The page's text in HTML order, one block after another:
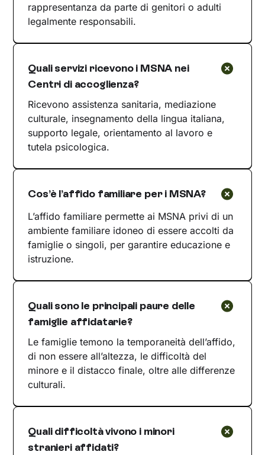
rappresentanza da parte di genitori o adulti
legalmente responsabili.
Quali servizi ricevono i MSNA nei
Centri di accoglienza?
Ricevono assistenza sanitaria, mediazione
culturale, insegnamento della lingua italiana,
supporto legale, orientamento al lavoro e
tutela psicologica.
Cos’è l’affido familiare per i MSNA?
L’affido familiare permette ai MSNA privi di un
ambiente familiare idoneo di essere accolti da
famiglie o singoli, per garantire educazione e
istruzione.
Quali sono le principali paure delle
famiglie affidatarie?
Le famiglie temono la temporaneità dell’affido,
di non essere all’altezza, le difficoltà del
minore e il distacco finale, oltre alle differenze
culturali.
Quali difficoltà vivono i minori
stranieri affidati?